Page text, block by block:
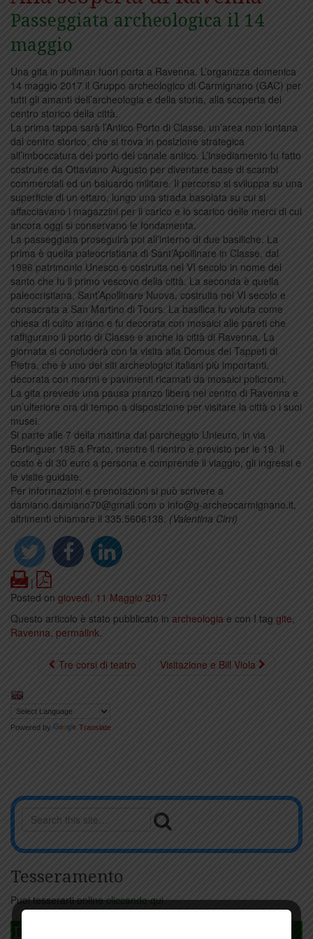
Passeggiata archeologica il 14
maggio
Una gita in pullman fuori porta a Ravenna. L’organizza domenica
14 maggio 2017 il Gruppo archeologico di Carmignano (GAC) per
tutti gli amanti dell’archeologia e della storia, alla scoperta del
centro storico della città.
La prima tappa sarà l’Antico Porto di Classe, un’area non lontana
dal centro storico, che si trova in posizione strategica
all’imboccatura del porto del canale antico. L’insediamento fu fatto
costruire da Ottaviano Augusto per diventare base di scambi
commerciali ed un baluardo militare. Il percorso si sviluppa su una
superficie di un ettaro, lungo una strada basolata su cui si
affacciavano i magazzini per il carico e lo scarico delle merci di cui
ancora oggi si conservano le fondamenta.
La passeggiata proseguirà poi all’interno di due basiliche. La
prima è quella paleocristiana di Sant’Apollinare in Classe, dal
1996 patrimonio Unesco e costruita nel VI secolo in nome del
santo che fu il primo vescovo della città. La seconda è quella
paleocristiana, Sant’Apollinare Nuova, costruita nel VI secolo e
consacrata a San Martino di Tours. La basilica fu voluta come
chiesa di culto ariano e fu decorata con mosaici alle pareti che
raffigurano il porto di Classe e anche la città di Ravenna. La
giornata si concluderà con la visita alla Domus dei Tappeti di
Pietra, che è uno dei siti archeologici italiani più importanti,
decorata con marmi e pavimenti ricamati da mosaici policromi.
La gita prevede una pausa pranzo libera nel centro di Ravenna e
un’ulteriore ora di tempo a disposizione per visitare la città o i suoi
musei.
Si parte alle 7 della mattina dal parcheggio Unieuro, in via
Berlinguer 195 a Prato, mentre il rientro è previsto per le 19. Il
costo è di 30 euro a persona e comprende il viaggio, gli ingressi e
le visite guidate.
Per informazioni e prenotazioni si può scrivere a
damiano.damiano70@gmail.com o info@g-archeocarmignano.it,
altrimenti chiamare il 335.5606138. (Valentina Cirri)
Print
|
Posted on giovedì, 11 Maggio 2017
Questo articolo è stato pubblicato in archeologia e con I tag gite,
Ravenna. permalink.
Tre corsi di teatro Visitazione e Bill Viola
Powered by Translate
Tesseramento
Puoi tesserarti onlinecliccando qui
DAGLI L'ANDA